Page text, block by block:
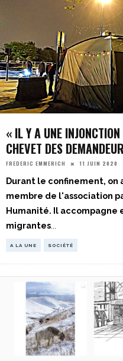
« IL Y A UNE
CHEVET DES
FREDERIC EMMERICH 11 JUIN 2020
Durant le confinement, on
membre de l'association
Humanité. Il accompagne
migrantes
A LA UNE SOCIÉTÉ